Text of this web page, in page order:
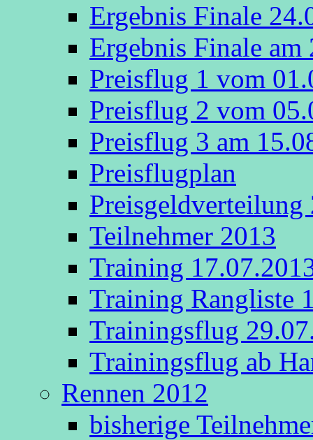
Ergebnis Finale
Ergebnis Finale am
Preisflug 1 vom
Preisflug 2 vom
Preisflug 3 am
Preisflugplan
Preisgeldverteilung
Teilnehmer 2013
Training
Training Rangliste
Trainingsflug
Trainingsflug ab
Rennen 2012
bisherige